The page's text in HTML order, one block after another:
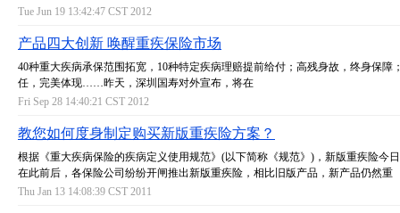
Tue Jun 19 13:42:47 CST 2012
产品四大创新 唤醒重疾保险市场
40种重大疾病承保范围拓宽，10种特定疾病理赔提前给付；高残身故，终身保障
任，完美体现……昨天，深圳国寿对外宣布，将在
Fri Sep 28 14:40:21 CST 2012
教您如何度身制定购买新版重疾险方案？
根据《重大疾病保险的疾病定义使用规范》(以下简称《规范》)，新版重疾险今
在此前后，各保险公司纷纷开闸推出新版重疾险，相比旧版产品，新产品仍然重
Thu Jan 13 14:08:39 CST 2011